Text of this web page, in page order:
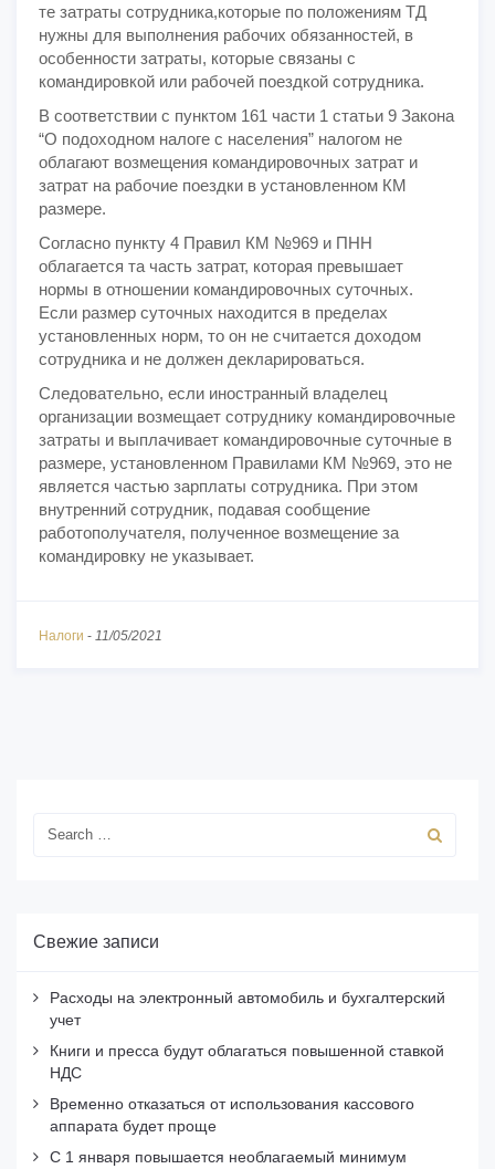
те затраты сотрудника,которые по положениям ТД
нужны для выполнения рабочих обязанностей, в
особенности затраты, которые связаны с
командировкой или рабочей поездкой сотрудника.
В соответствии с пунктом 161 части 1 статьи 9 Закона
“О подоходном налоге с населения” налогом не
облагают возмещения командировочных затрат и
затрат на рабочие поездки в установленном КМ
размере.
Согласно пункту 4 Правил КМ №969 и ПНН
облагается та часть затрат, которая превышает
нормы в отношении командировочных суточных.
Если размер суточных находится в пределах
установленных норм, то он не считается доходом
сотрудника и не должен декларироваться.
Следовательно, если иностранный владелец
организации возмещает сотруднику командировочные
затраты и выплачивает командировочные суточные в
размере, установленном Правилами КМ №969, это не
является частью зарплаты сотрудника. При этом
внутренний сотрудник, подавая сообщение
работополучателя, полученное возмещение за
командировку не указывает.
Налоги - 11/05/2021
Свежие записи
Расходы на электронный автомобиль и бухгалтерский
учет
Книги и пресса будут облагаться повышенной ставкой
НДС
Временно отказаться от использования кассового
аппарата будет проще
С 1 января повышается необлагаемый минимум